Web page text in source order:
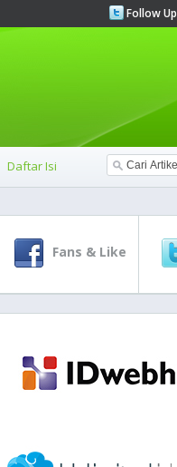
Follow Up
Daftar Isi
Fans & Like